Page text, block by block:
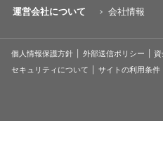
運営会社について 会社情報
個人情報保護方針 外部送信ポリシー
セキュリティについて
サイトの利用条件